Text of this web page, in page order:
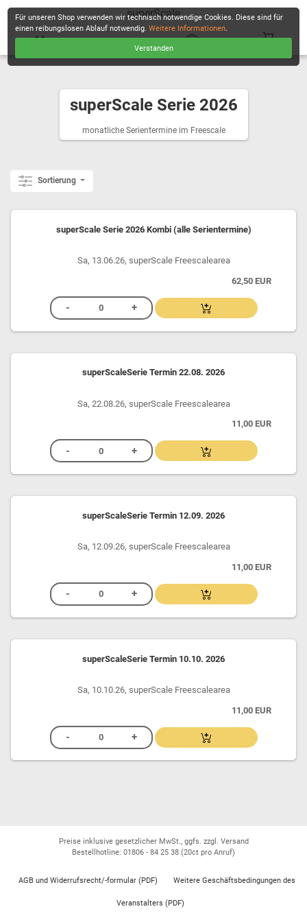
superScale
superScale Serie 2026
monatliche Serientermine im Freescale
Sortierung
superScale Serie 2026 Kombi (alle Serientermine)
Sa, 13.06.26, superScale Freescalearea
62,50 EUR
superScaleSerie Termin 22.08. 2026
Sa, 22.08.26, superScale Freescalearea
11,00 EUR
superScaleSerie Termin 12.09. 2026
Sa, 12.09.26, superScale Freescalearea
11,00 EUR
superScaleSerie Termin 10.10. 2026
Sa, 10.10.26, superScale Freescalearea
11,00 EUR
Für unseren Shop verwenden wir technisch notwendige Cookies. Diese sind für
einen reibungslosen Ablauf notwendig.Weitere Informationen.
Verstanden
Preise inklusive gesetzlicher MwSt., ggfs. zzgl. Versand
Bestellhotline: 01806 - 84 25 38 (20ct pro Anruf)
AGB und Widerrufsrecht/-formular (PDF) Weitere Geschäftsbedingungen des
Veranstalters (PDF)